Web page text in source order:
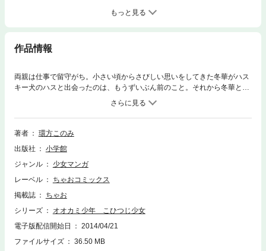
もっと見る
作品情報
両親は仕事で留守がち。小さい頃からさびしい思いをしてきた冬華がハス
キー犬のハスと出会ったのは、もうずいぶん前のこと。それから冬華とハ
スはいつもいっしょ。楽しいことも悲しいことも全部いっしょに経験して
きた間柄。ところがある日、冬華の目の前でハスが突然人間に変身しま
す！そう、実はハス、なんとオオカミ（？）男だったのです…！！大人気
シリーズがついに単行本化、ハスのピュアなハートに心癒されるハートウ
著者
環方このみ
出版社
小学館
ジャンル
少女マンガ
レーベル
ちゃおコミックス
掲載誌
ちゃお
シリーズ
オオカミ少年 こひつじ少女
電子版配信開始日
2014/04/21
ファイルサイズ
36.50 MB